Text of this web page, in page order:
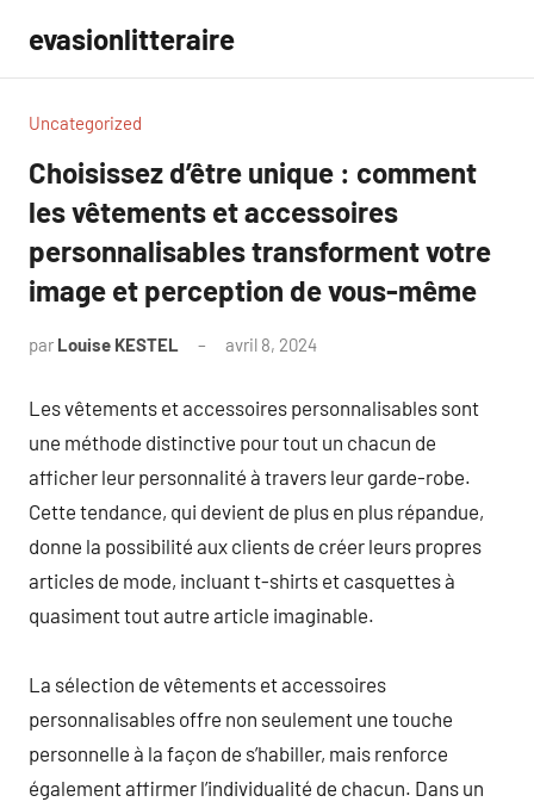
contenu
evasionlitteraire
Uncategorized
Choisissez d’être unique : comment
les vêtements et accessoires
personnalisables transforment votre
image et perception de vous-même
par Louise KESTEL avril 8, 2024
Les vêtements et accessoires personnalisables sont
une méthode distinctive pour tout un chacun de
afficher leur personnalité à travers leur garde-robe.
Cette tendance, qui devient de plus en plus répandue,
donne la possibilité aux clients de créer leurs propres
articles de mode, incluant t-shirts et casquettes à
quasiment tout autre article imaginable.
La sélection de vêtements et accessoires
personnalisables offre non seulement une touche
personnelle à la façon de s’habiller, mais renforce
également affirmer l’individualité de chacun. Dans un